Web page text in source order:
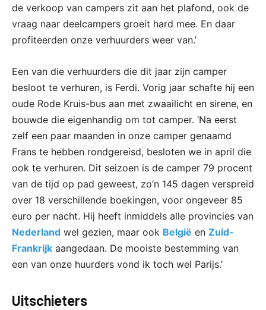
de verkoop van campers zit aan het plafond, ook de
vraag naar deelcampers groeit hard mee. En daar
profiteerden onze verhuurders weer van.’
Een van die verhuurders die dit jaar zijn camper
besloot te verhuren, is Ferdi. Vorig jaar schafte hij een
oude Rode Kruis-bus aan met zwaailicht en sirene, en
bouwde die eigenhandig om tot camper. ‘Na eerst
zelf een paar maanden in onze camper genaamd
Frans te hebben rondgereisd, besloten we in april die
ook te verhuren. Dit seizoen is de camper 79 procent
van de tijd op pad geweest, zo’n 145 dagen verspreid
over 18 verschillende boekingen, voor ongeveer 85
euro per nacht. Hij heeft inmiddels alle provincies van
Nederland wel gezien, maar ook België en Zuid-
Frankrijk aangedaan. De mooiste bestemming van
een van onze huurders vond ik toch wel Parijs.’
Uitschieters